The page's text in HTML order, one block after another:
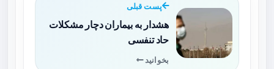
پست قبلی
هشدار به بیماران دچار مشکلات
حاد تنفسی
بخوانید